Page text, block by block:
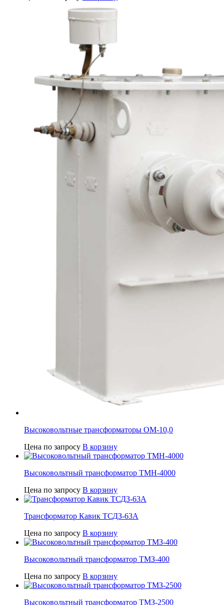
Высоковольтные трансформаторы ОМ-10,0
Цена по запросу В корзину
Высоковольтный трансформатор ТМН-4000
Цена по запросу В корзину
Трансформатор Кавик ТСДЗ-63А
Цена по запросу В корзину
Высоковольтный трансформатор ТМЗ-400
Цена по запросу В корзину
Высоковольтный трансформатор ТМЗ-2500